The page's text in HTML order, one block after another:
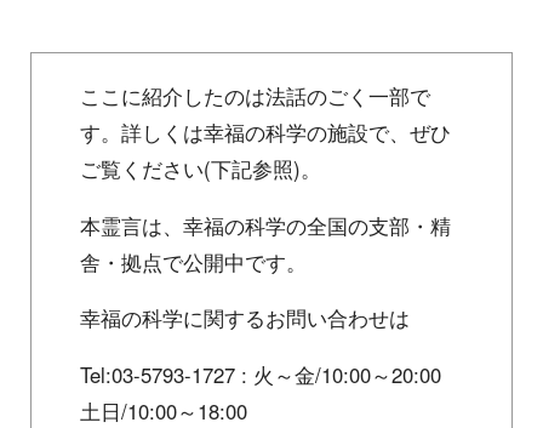
ここに紹介したのは法話のごく一部で
す。詳しくは幸福の科学の施設で、ぜひ
ご覧ください(下記参照)。
本霊言は、幸福の科学の全国の支部・精
舎・拠点で公開中です。
幸福の科学に関するお問い合わせは
Tel:03-5793-1727 : 火～金/10:00～20:00
土日/10:00～18:00